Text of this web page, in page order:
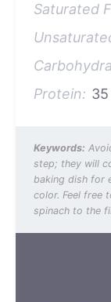
Saturated
Protein:
Keywords:
step; they will
baking dish for
color. Feel free
spinach to the